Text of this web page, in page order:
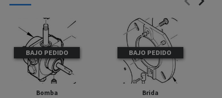
BAJO PEDIDO
Bomba
BAJO PEDIDO
Brida